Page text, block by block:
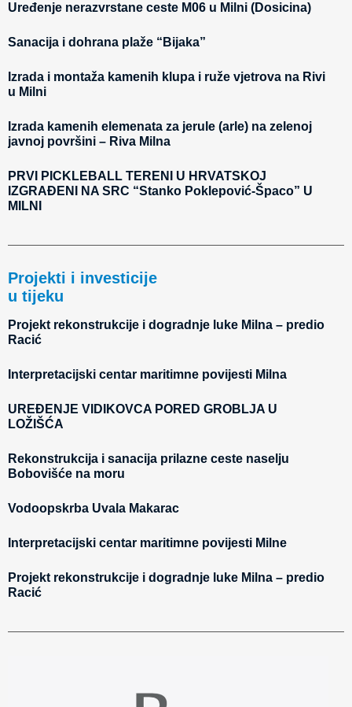
Uređenje nerazvrstane ceste M06 u Milni (Dosicina)
Sanacija i dohrana plaže “Bijaka”
Izrada i montaža kamenih klupa i ruže vjetrova na Rivi
u Milni
Izrada kamenih elemenata za jerule (arle) na zelenoj
javnoj površini – Riva Milna
PRVI PICKLEBALL TERENI U HRVATSKOJ
IZGRAĐENI NA SRC “Stanko Poklepović-Špaco” U
MILNI
Projekti i investicije
u tijeku
Projekt rekonstrukcije i dogradnje luke Milna – predio
Racić
Interpretacijski centar maritimne povijesti Milna
UREĐENJE VIDIKOVCA PORED GROBLJA U
LOŽIŠĆA
Rekonstrukcija i sanacija prilazne ceste naselju
Bobovišće na moru
Vodoopskrba Uvala Makarac
Interpretacijski centar maritimne povijesti Milne
Projekt rekonstrukcije i dogradnje luke Milna – predio
Racić